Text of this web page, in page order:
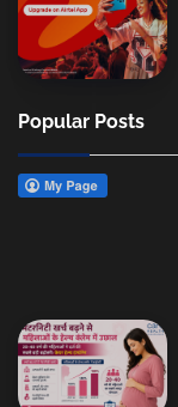
Popular Posts